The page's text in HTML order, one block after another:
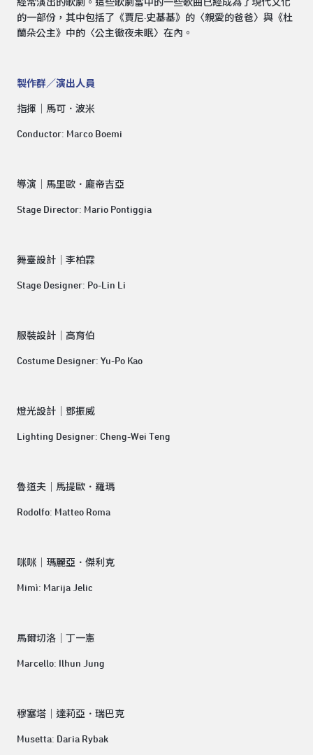
經常演出的歌劇。這些歌劇當中的一些歌曲已經成為了現代文化
的一部份，其中包括了《賈尼·史基基》的〈親愛的爸爸〉與《杜
蘭朵公主》中的〈公主徹夜未眠〉在內。
製作群／演出人員
指揮│馬可．波米
Conductor: Marco Boemi
導演│馬里歐．龐帝吉亞
Stage Director: Mario Pontiggia
舞臺設計│李柏霖
Stage Designer: Po-Lin Li
服裝設計│高育伯
Costume Designer: Yu-Po Kao
燈光設計│鄧振威
Lighting Designer: Cheng-Wei Teng
魯道夫│馬提歐．羅瑪
Rodolfo: Matteo Roma
咪咪│瑪麗亞．傑利克
Mimì: Marija Jelic
馬爾切洛│丁一憲
Marcello: Ilhun Jung
穆塞塔│達莉亞．瑞巴克
Musetta: Daria Rybak